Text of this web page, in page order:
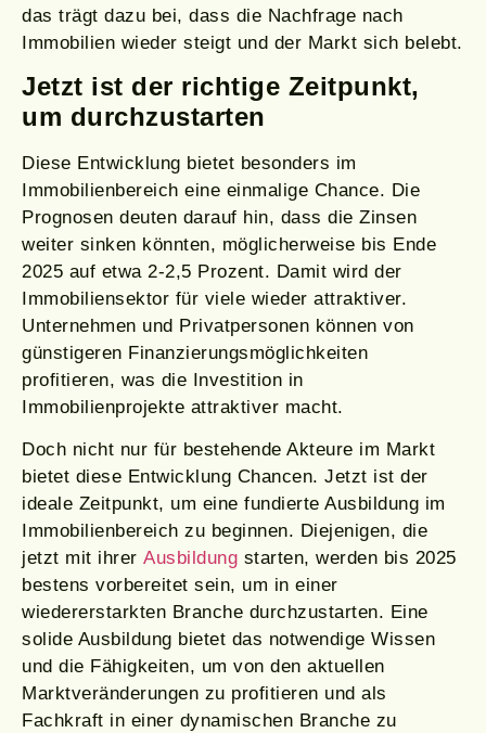
das trägt dazu bei, dass die Nachfrage nach
Immobilien wieder steigt und der Markt sich belebt.
Jetzt ist der richtige Zeitpunkt,
um durchzustarten
Diese Entwicklung bietet besonders im
Immobilienbereich eine einmalige Chance. Die
Prognosen deuten darauf hin, dass die Zinsen
weiter sinken könnten, möglicherweise bis Ende
2025 auf etwa 2-2,5 Prozent. Damit wird der
Immobiliensektor für viele wieder attraktiver.
Unternehmen und Privatpersonen können von
günstigeren Finanzierungsmöglichkeiten
profitieren, was die Investition in
Immobilienprojekte attraktiver macht.
Doch nicht nur für bestehende Akteure im Markt
bietet diese Entwicklung Chancen. Jetzt ist der
ideale Zeitpunkt, um eine fundierte Ausbildung im
Immobilienbereich zu beginnen. Diejenigen, die
jetzt mit ihrer Ausbildung starten, werden bis 2025
bestens vorbereitet sein, um in einer
wiedererstarkten Branche durchzustarten. Eine
solide Ausbildung bietet das notwendige Wissen
und die Fähigkeiten, um von den aktuellen
Marktveränderungen zu profitieren und als
Fachkraft in einer dynamischen Branche zu